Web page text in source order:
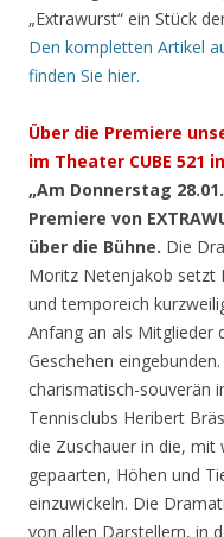
„Extrawurst“ ein Stück
Den kompletten Artikel
finden Sie hier.
Über die Premiere
im Theater CUBE 521
„Am Donnerstag
Premiere von
über die Bühne. Die
Moritz Netenjakob setzt
und temporeich
Anfang an als Mitglieder
Geschehen
charismatisch-souverän
Tennisclubs Heribert
die Zuschauer in die, mit
gepaarten, Höhen und
einzuwickeln. Die
von allen Darstellern, in